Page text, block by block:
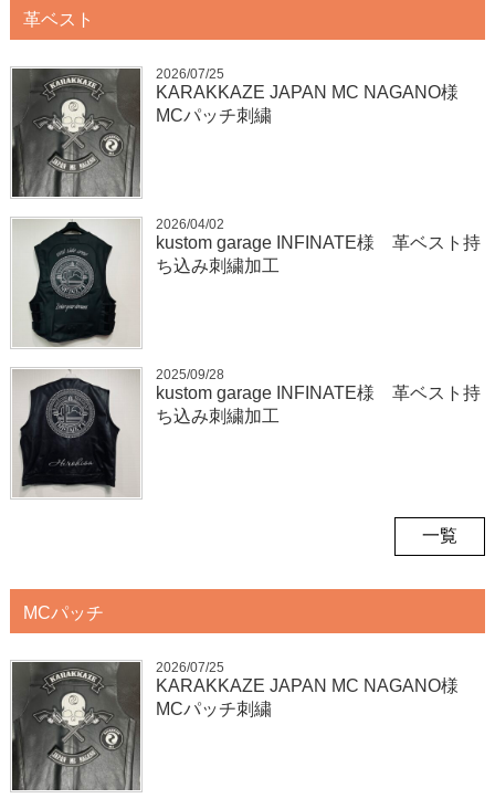
革ベスト
2026/07/25
KARAKKAZE JAPAN MC NAGANO様
MCパッチ刺繍
2026/04/02
kustom garage INFINATE様 革ベスト持
ち込み刺繍加工
2025/09/28
kustom garage INFINATE様 革ベスト持
ち込み刺繍加工
一覧
MCパッチ
2026/07/25
KARAKKAZE JAPAN MC NAGANO様
MCパッチ刺繍